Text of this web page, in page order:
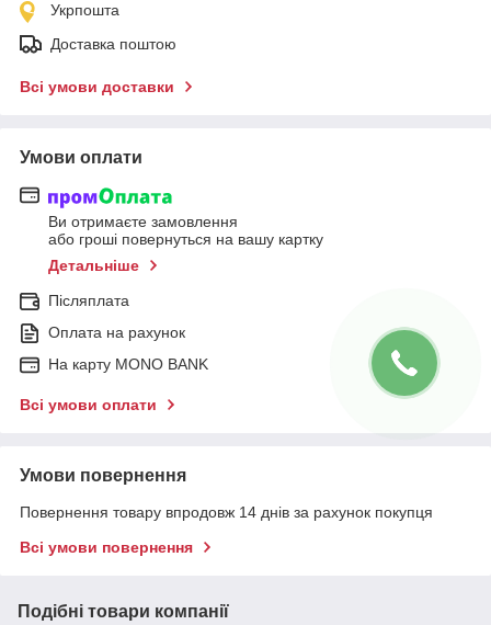
Укрпошта
Доставка поштою
Всі умови доставки
Умови оплати
Ви отримаєте замовлення
або гроші повернуться на вашу картку
Детальніше
Післяплата
Оплата на рахунок
На карту MONO BANK
Всі умови оплати
Умови повернення
Повернення товару впродовж 14 днів за рахунок покупця
Всі умови повернення
Подібні товари компанії